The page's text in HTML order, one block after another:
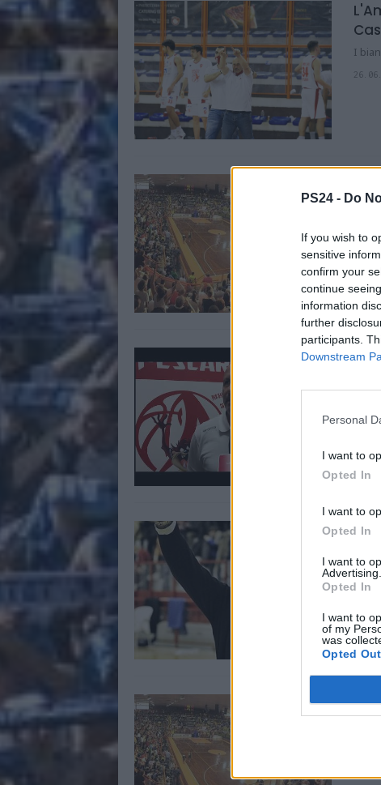
PS24 - Do
If you wish to
sensitive
confirm your
continue
information
further
participants.
Downstream
Personal
I want to
Opted In
I want to
Opted In
I want to
Advertising.
Opted In
I want to
of my
was
Opted Out
I
a
Lo